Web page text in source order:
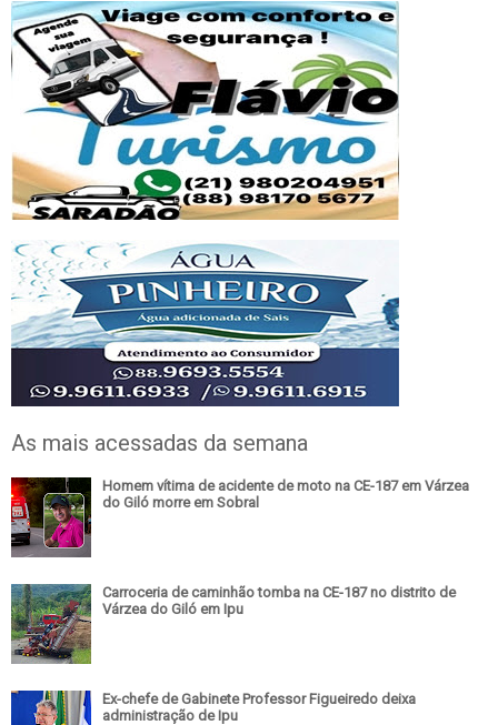
As mais acessadas da semana
Homem vítima de acidente de moto na CE-187 em Várzea
do Giló morre em Sobral
Carroceria de caminhão tomba na CE-187 no distrito de
Várzea do Giló em Ipu
Ex-chefe de Gabinete Professor Figueiredo deixa
administração de Ipu